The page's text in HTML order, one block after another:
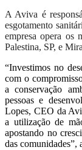
A Aviva é
esgotamento
empresa opera os
Palestina, SP, e
“Investimos no
com o
a conservação
pessoas e
Lopes, CEO da
a utilização de
apostando no
das comunidades”,